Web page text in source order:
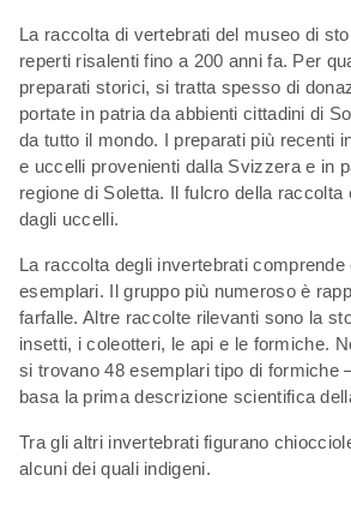
La raccolta di vertebrati del museo di
reperti risalenti fino a 200 anni fa. Per
preparati storici, si tratta spesso di
portate in patria da abbienti cittadini di
da tutto il mondo. I preparati più recenti
e uccelli provenienti dalla Svizzera e in
regione di Soletta. Il fulcro della raccolta
dagli uccelli.
La raccolta degli invertebrati
esemplari. Il gruppo più numeroso è
farfalle. Altre raccolte rilevanti sono la
insetti, i coleotteri, le api e le formiche.
si trovano 48 esemplari tipo di formiche
basa la prima descrizione scientifica
Tra gli altri invertebrati figurano
alcuni dei quali indigeni.